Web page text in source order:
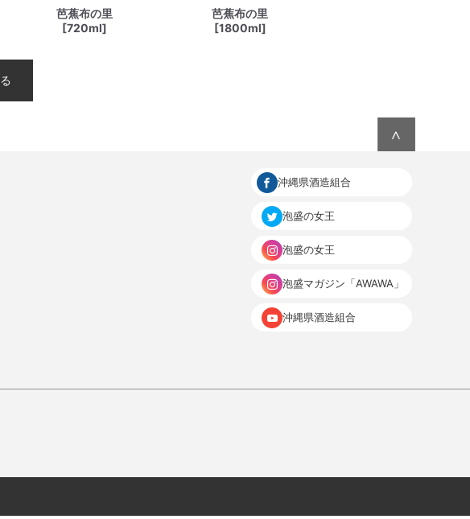
芭蕉布の里
[720ml]
芭蕉布の里
[1800ml]
∧
沖縄県酒造組合
泡盛の女王
泡盛の女王
泡盛マガジン「AWAWA」
沖縄県酒造組合